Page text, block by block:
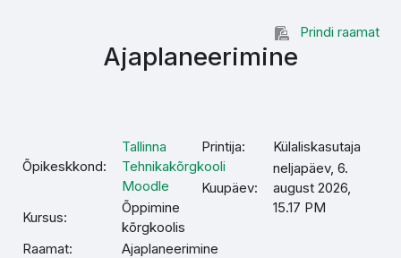
Prindi raamat
Ajaplaneerimine
Õpikeskkond:
Tallinna
Tehnikakõrgkooli
Moodle
Kursus:
Õppimine
kõrgkoolis
Raamat:
Ajaplaneerimine
Printija: Külaliskasutaja
Kuupäev:
neljapäev, 6.
august 2026,
15.17 PM